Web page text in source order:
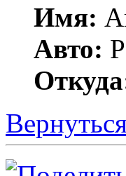
Имя:
Авто: